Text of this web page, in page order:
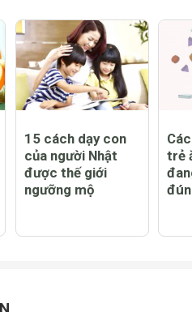
Đăng
được thế giới